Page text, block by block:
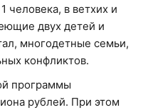
человека, в ветхих и
двух детей и
многодетные семьи,
конфликтов.
программы
рублей. При этом